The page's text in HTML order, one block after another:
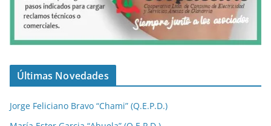
Últimas Novedades
Jorge Feliciano Bravo “Chami” (Q.E.P.D.)